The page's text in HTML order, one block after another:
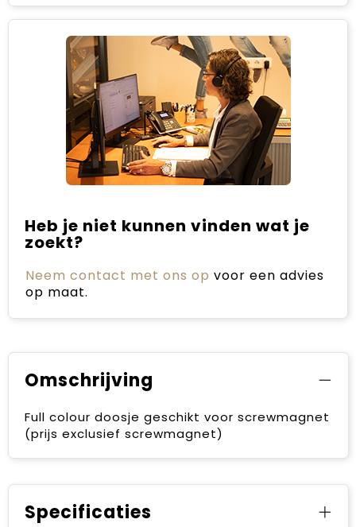
Heb je niet kunnen vinden wat je
zoekt?
Neem contact met ons op voor een advies
op maat.
Omschrijving
Full colour doosje geschikt voor screwmagnet
(prijs exclusief screwmagnet)
Specificaties